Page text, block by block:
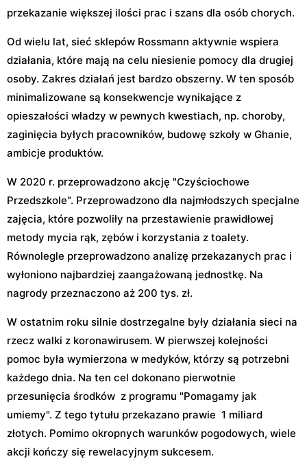
przekazanie większej ilości prac i szans dla osób chorych.
Od wielu lat, sieć sklepów Rossmann aktywnie wspiera
działania, które mają na celu niesienie pomocy dla drugiej
osoby. Zakres działań jest bardzo obszerny. W ten sposób
minimalizowane są konsekwencje wynikające z
opieszałości władzy w pewnych kwestiach, np. choroby,
zaginięcia byłych pracowników, budowę szkoły w Ghanie,
ambicje produktów.
W 2020 r. przeprowadzono akcję "Czyściochowe
Przedszkole". Przeprowadzono dla najmłodszych specjalne
zajęcia, które pozwoliły na przestawienie prawidłowej
metody mycia rąk, zębów i korzystania z toalety.
Równolegle przeprowadzono analizę przekazanych prac i
wyłoniono najbardziej zaangażowaną jednostkę. Na
nagrody przeznaczono aż 200 tys. zł.
W ostatnim roku silnie dostrzegalne były działania sieci na
rzecz walki z koronawirusem. W pierwszej kolejności
pomoc była wymierzona w medyków, którzy są potrzebni
każdego dnia. Na ten cel dokonano pierwotnie
przesunięcia środków z programu "Pomagamy jak
umiemy". Z tego tytułu przekazano prawie 1 miliard
złotych. Pomimo okropnych warunków pogodowych, wiele
akcji kończy się rewelacyjnym sukcesem.